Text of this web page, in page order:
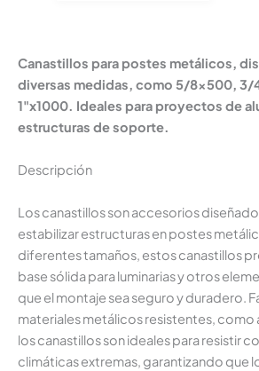
Canastillos para postes metálicos,
diversas medidas, como 5/8x500,
1"x1000. Ideales para proyectos de
estructuras de soporte.
Descripción
Los canastillos son accesorios
estabilizar estructuras en postes
diferentes tamaños, estos canastillos
base sólida para luminarias y otros
que el montaje sea seguro y duradero.
materiales metálicos resistentes, como
los canastillos son ideales para resistir
climáticas extremas, garantizando que